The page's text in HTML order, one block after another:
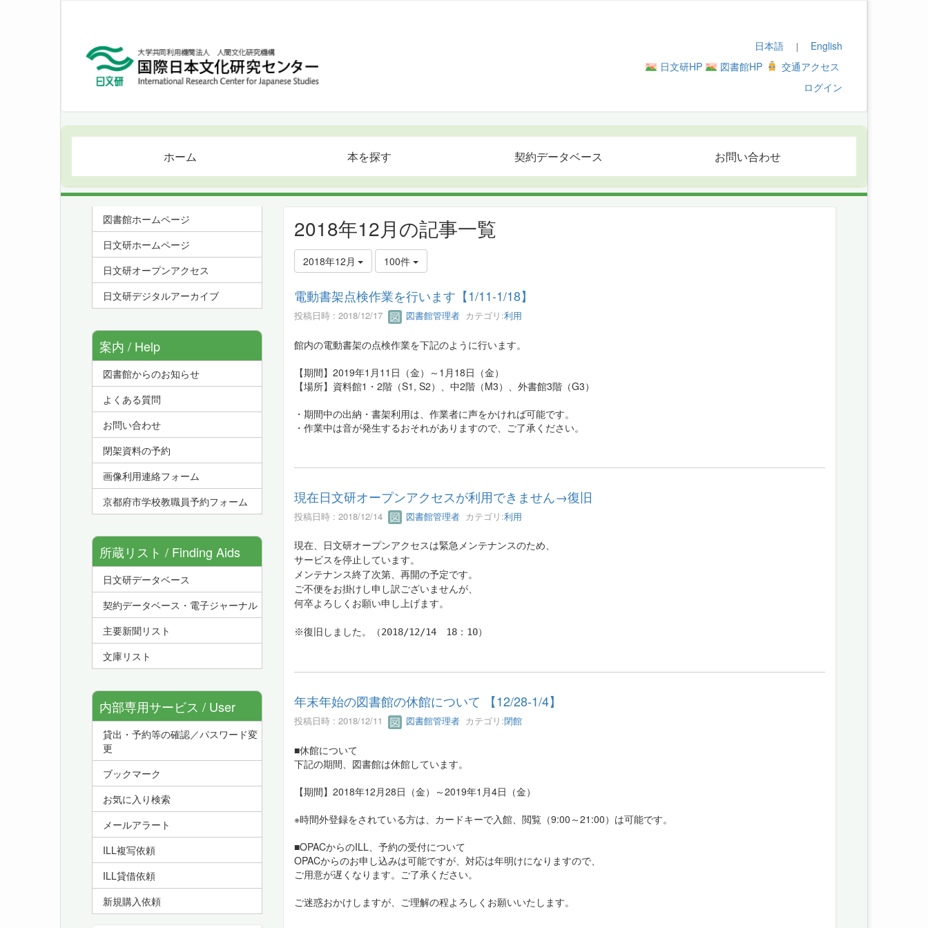
日本語｜ English
日文研HP
図書館HP
交通アクセス
ログイン
ホーム 本を探す 契約データベース お問い合わせ
2018年12月の記事一覧
2018年12月 100件
電動書架点検作業を行います【1/11-1/18】
投稿日時 : 2018/12/17 図書館管理者 カテゴリ:利用
館内の電動書架の点検作業を下記のように行います。
【期間】2019年1月11日（金）～1月18日（金）
【場所】資料館1・2階（S1, S2）、中2階（M3）、外書館3階（G3）
・期間中の出納・書架利用は、作業者に声をかければ可能です。
・作業中は音が発生するおそれがありますので、ご了承ください。
現在日文研オープンアクセスが利用できません→復旧
投稿日時 : 2018/12/14 図書館管理者 カテゴリ:利用
現在、日文研オープンアクセスは緊急メンテナンスのため、
サービスを停止しています。
メンテナンス終了次第、再開の予定です。
ご不便をお掛けし申し訳ございませんが、
何卒よろしくお願い申し上げます。
※復旧しました。（2018/12/14 18：10）
年末年始の図書館の休館について 【12/28-1/4】
投稿日時 : 2018/12/11 図書館管理者 カテゴリ:閉館
■休館について
下記の期間、図書館は休館しています。
【期間】2018年12月28日（金）～2019年1月4日（金）
※時間外登録をされている方は、カードキーで入館、閲覧（9:00～21:00）は可能です。
■OPACからのILL、予約の受付について
OPACからのお申し込みは可能ですが、対応は年明けになりますので、
ご用意が遅くなります。ご了承ください。
ご迷惑おかけしますが、ご理解の程よろしくお願いいたします。
図書館ホームページ
日文研ホームページ
日文研オープンアクセス
日文研デジタルアーカイブ
案内 / Help
図書館からのお知らせ
よくある質問
お問い合わせ
閉架資料の予約
画像利用連絡フォーム
京都府市学校教職員予約フォーム
所蔵リスト / Finding Aids
日文研データベース
契約データベース・電子ジャーナル
主要新聞リスト
文庫リスト
内部専用サービス / User
Service
貸出・予約等の確認／パスワード変
更
ブックマーク
お気に入り検索
メールアラート
ILL複写依頼
ILL貸借依頼
新規購入依頼